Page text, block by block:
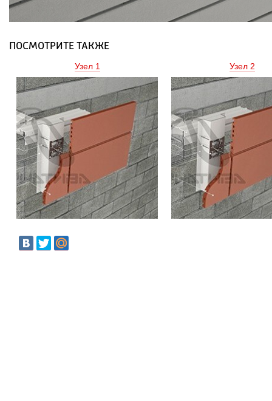
ПОСМОТРИТЕ ТАКЖЕ
Узел 1 Узел 2